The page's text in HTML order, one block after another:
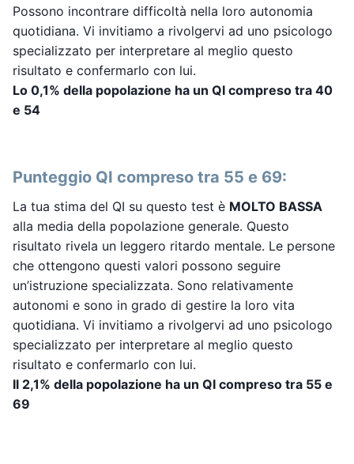
Possono incontrare difficoltà nella loro autonomia
quotidiana. Vi invitiamo a rivolgervi ad uno psicologo
specializzato per interpretare al meglio questo
risultato e confermarlo con lui.
Lo 0,1% della popolazione ha un QI compreso tra 40
e 54
Punteggio QI compreso tra 55 e 69:
La tua stima del QI su questo test è MOLTO BASSA
alla media della popolazione generale. Questo
risultato rivela un leggero ritardo mentale. Le persone
che ottengono questi valori possono seguire
un’istruzione specializzata. Sono relativamente
autonomi e sono in grado di gestire la loro vita
quotidiana. Vi invitiamo a rivolgervi ad uno psicologo
specializzato per interpretare al meglio questo
risultato e confermarlo con lui.
Il 2,1% della popolazione ha un QI compreso tra 55 e
69